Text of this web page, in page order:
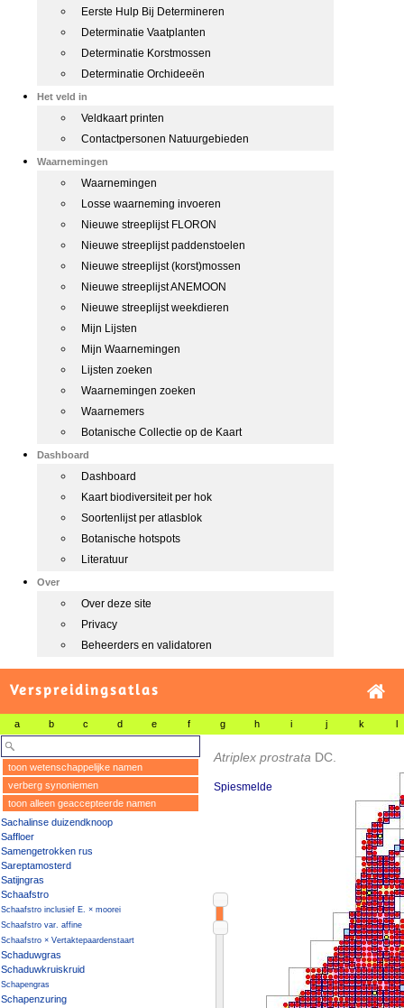
Eerste Hulp Bij Determineren
Determinatie Vaatplanten
Determinatie Korstmossen
Determinatie Orchideeën
Het veld in
Veldkaart printen
Contactpersonen Natuurgebieden
Waarnemingen
Waarnemingen
Losse waarneming invoeren
Nieuwe streeplijst FLORON
Nieuwe streeplijst paddenstoelen
Nieuwe streeplijst (korst)mossen
Nieuwe streeplijst ANEMOON
Nieuwe streeplijst weekdieren
Mijn Lijsten
Mijn Waarnemingen
Lijsten zoeken
Waarnemingen zoeken
Waarnemers
Botanische Collectie op de Kaart
Dashboard
Dashboard
Kaart biodiversiteit per hok
Soortenlijst per atlasblok
Botanische hotspots
Literatuur
Over
Over deze site
Privacy
Beheerders en validatoren
Verspreidingsatlas
a b c d e f g h i j k l
toon wetenschappelijke namen
verberg synoniemen
toon alleen geaccepteerde namen
Sachalinse duizendknoop
Saffloer
Samengetrokken rus
Sareptamosterd
Satijngras
Schaafstro
Schaafstro inclusief E. × moorei
Schaafstro var. affine
Schaafstro × Vertaktepaardenstaart
Schaduwgras
Schaduwkruiskruid
Schapengras
Schapenzuring
Atriplex prostrata DC.
Spiesmelde